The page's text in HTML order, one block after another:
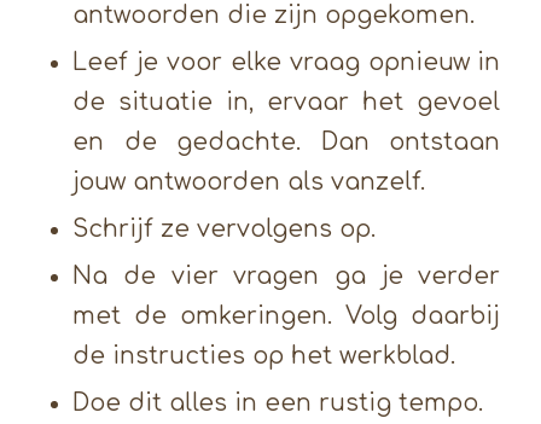
antwoorden die zijn opgekomen.
Leef je voor elke vraag opnieuw in
de situatie in, ervaar het gevoel
en de gedachte. Dan ontstaan
jouw antwoorden als vanzelf.
Schrijf ze vervolgens op.
Na de vier vragen ga je verder
met de omkeringen. Volg daarbij
de instructies op het werkblad.
Doe dit alles in een rustig tempo.